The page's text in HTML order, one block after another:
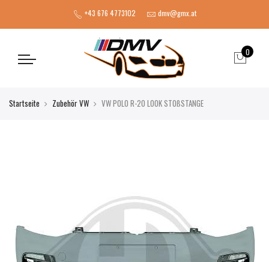
+43 676 4773102 dmv@gmx.at
0
Startseite Zubehör VW VW POLO R-20 LOOK STOßSTANGE